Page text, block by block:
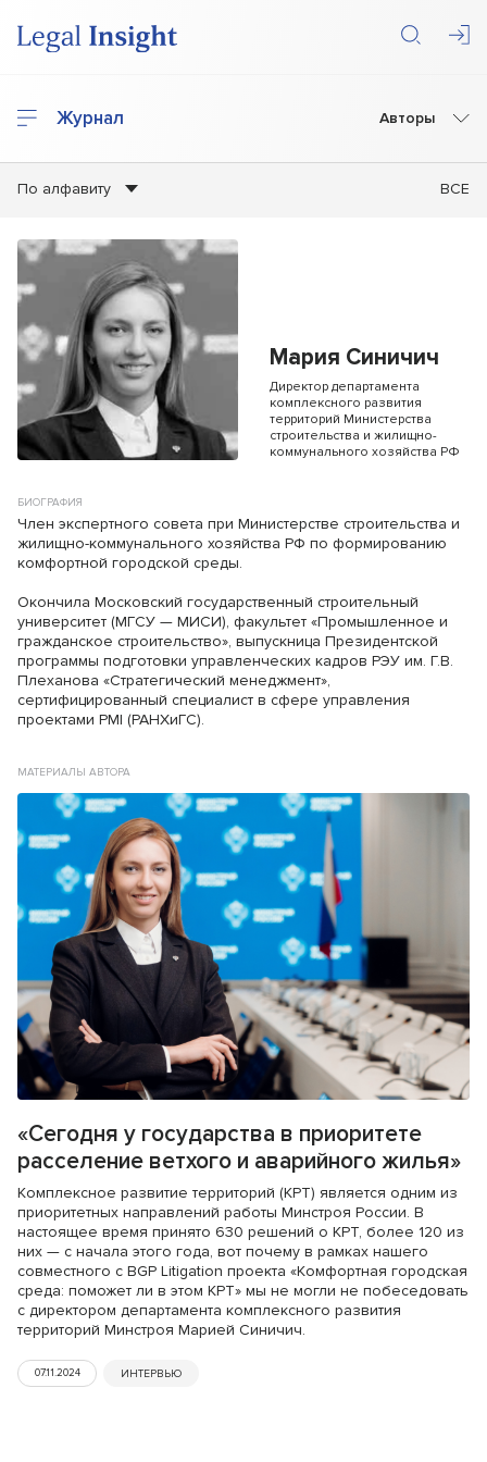
Журнал Авторы
По алфавиту ВСЕ
Мария Синичич
Директор департамента
комплексного развития
территорий Министерства
строительства и жилищно-
коммунального хозяйства РФ
БИОГРАФИЯ
Член экспертного совета при Министерстве строительства и
жилищно-коммунального хозяйства РФ по формированию
комфортной городской среды.
Окончила Московский государственный строительный
университет (МГСУ — МИСИ), факультет «Промышленное и
гражданское строительство», выпускница Президентской
программы подготовки управленческих кадров РЭУ им. Г.В.
Плеханова «Стратегический менеджмент»,
сертифицированный специалист в сфере управления
проектами PMI (РАНХиГС).
МАТЕРИАЛЫ АВТОРА
«Сегодня у государства в приоритете
расселение ветхого и аварийного жилья»
Комплексное развитие территорий (КРТ) является одним из
приоритетных направлений работы Минстроя России. В
настоящее время принято 630 решений о КРТ, более 120 из
них — с начала этого года, вот почему в рамках нашего
совместного с BGP Litigation проекта «Комфортная городская
среда: поможет ли в этом КРТ» мы не могли не побеседовать
c директором департамента комплексного развития
территорий Минстроя Марией Синичич.
07.11.2024 ИНТЕРВЬЮ